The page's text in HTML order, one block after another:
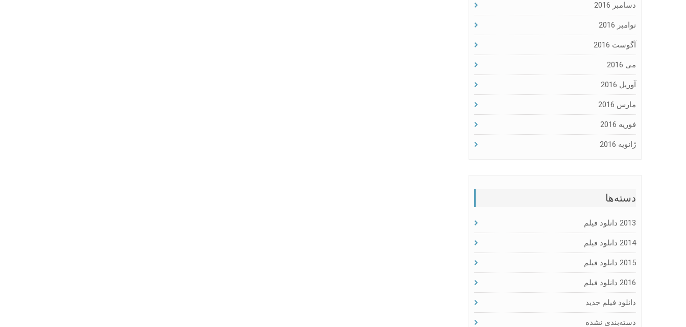
دسامبر 2016
نوامبر 2016
آگوست 2016
می 2016
آوریل 2016
مارس 2016
فوریه 2016
ژانویه 2016
دسته‌ها
2013 دانلود فیلم
2014 دانلود فیلم
2015 دانلود فیلم
2016 دانلود فیلم
دانلود فیلم جدید
دسته‌بندی نشده